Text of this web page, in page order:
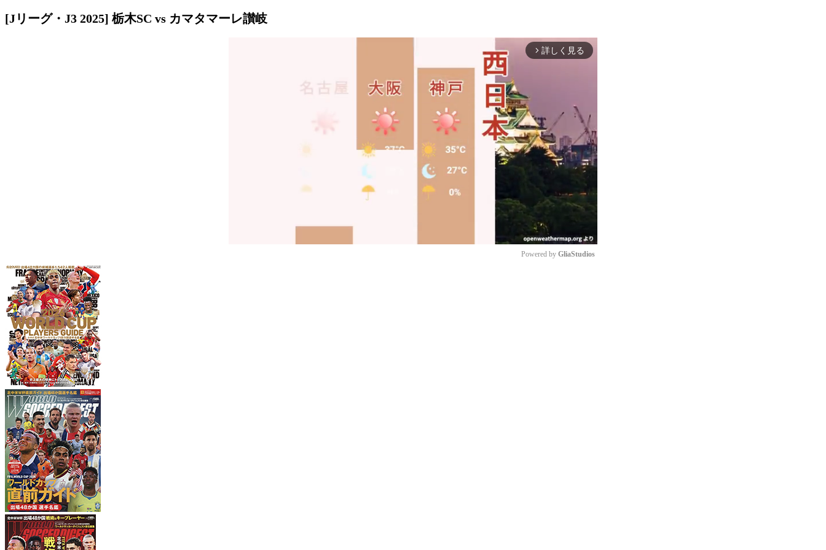
[Jリーグ・J3 2025] 栃木SC vs カマタマーレ讃岐
arrow_forward_ios 詳しく見る
Powered by GliaStudios